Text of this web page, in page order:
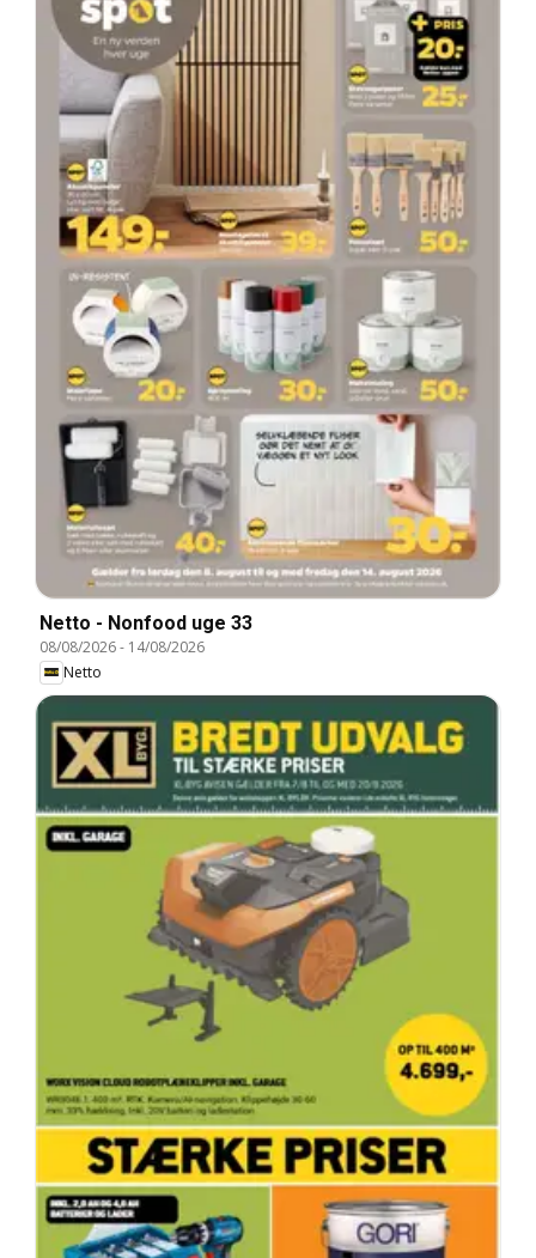
Netto - Nonfood uge 33
08/08/2026- 14/08/2026
Netto